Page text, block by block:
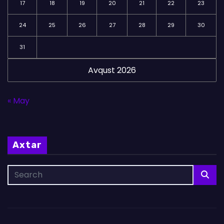
Avqust 2026
17 18 19 20 21 22 23
24 25 26 27 28 29 30
31
« May
Axtar